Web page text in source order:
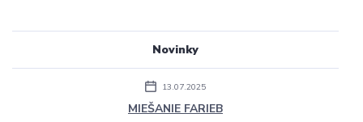
Novinky
13.07.2025
MIEŠANIE FARIEB